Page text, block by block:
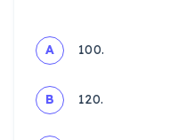
A 100.
B 120.